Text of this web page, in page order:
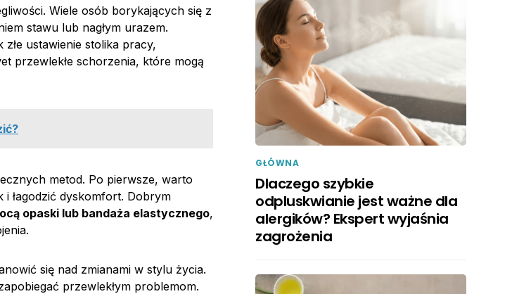
Wiele osób borykających się z
stawu lub nagłym urazem.
ustawienie stolika pracy,
przewlekłe schorzenia, które mogą
metod. Po pierwsze, warto
łagodzić dyskomfort. Dobrym
opaski lub bandaża elastycznego,
się nad zmianami w stylu życia.
przewlekłym problemom.
GŁÓWNA
Dlaczego szybkie
odpluskwianie jest ważne dla
alergików? Ekspert wyjaśnia
zagrożenia